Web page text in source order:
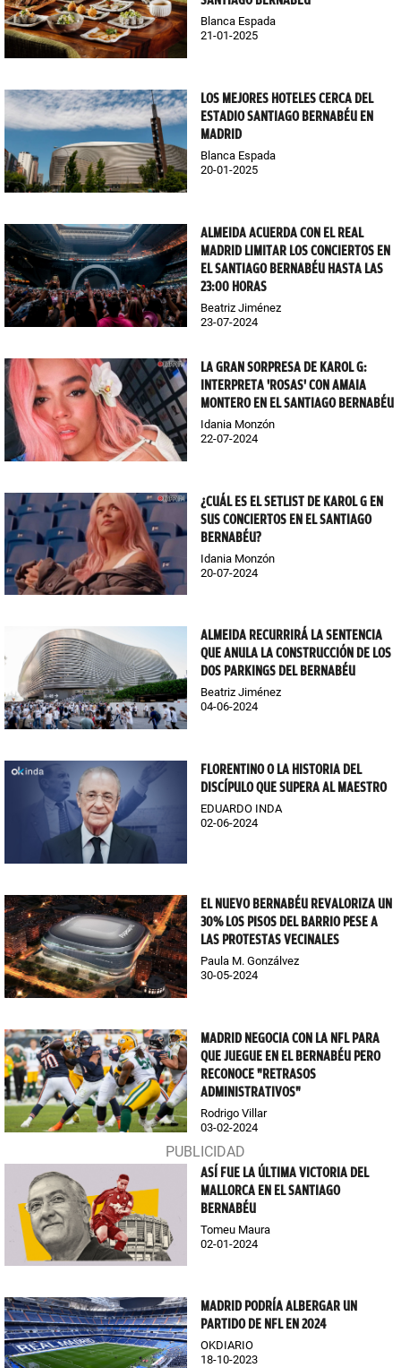
Blanca Espada
21-01-2025
LOS MEJORES HOTELES CERCA DEL
ESTADIO SANTIAGO BERNABÉU EN
MADRID
Blanca Espada
20-01-2025
ALMEIDA ACUERDA CON EL REAL
MADRID LIMITAR LOS CONCIERTOS EN
EL SANTIAGO BERNABÉU HASTA LAS
23:00 HORAS
Beatriz Jiménez
23-07-2024
LA GRAN SORPRESA DE KAROL G:
INTERPRETA 'ROSAS' CON AMAIA
MONTERO EN EL SANTIAGO BERNABÉU
Idania Monzón
22-07-2024
¿CUÁL ES EL SETLIST DE KAROL G EN
SUS CONCIERTOS EN EL SANTIAGO
BERNABÉU?
Idania Monzón
20-07-2024
ALMEIDA RECURRIRÁ LA SENTENCIA
QUE ANULA LA CONSTRUCCIÓN DE LOS
DOS PARKINGS DEL BERNABÉU
Beatriz Jiménez
04-06-2024
FLORENTINO O LA HISTORIA DEL
DISCÍPULO QUE SUPERA AL MAESTRO
EDUARDO INDA
02-06-2024
EL NUEVO BERNABÉU REVALORIZA UN
30% LOS PISOS DEL BARRIO PESE A
LAS PROTESTAS VECINALES
Paula M. Gonzálvez
30-05-2024
MADRID NEGOCIA CON LA NFL PARA
QUE JUEGUE EN EL BERNABÉU PERO
RECONOCE "RETRASOS
ADMINISTRATIVOS"
Rodrigo Villar
03-02-2024
ASÍ FUE LA ÚLTIMA VICTORIA DEL
MALLORCA EN EL SANTIAGO
BERNABÉU
Tomeu Maura
02-01-2024
MADRID PODRÍA ALBERGAR UN
PARTIDO DE NFL EN 2024
OKDIARIO
18-10-2023